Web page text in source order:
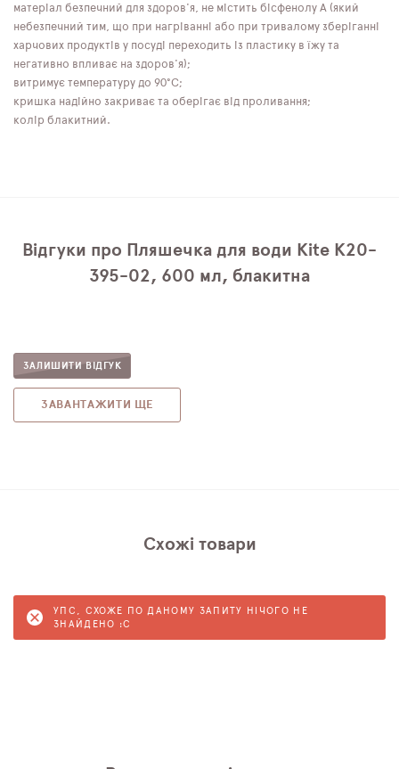
матеріал безпечний для здоров'я, не містить бісфенолу А (який
небезпечний тим, що при нагріванні або при тривалому зберіганні
харчових продуктів у посуді переходить із пластику в їжу та
негативно впливає на здоров'я);
витримує температуру до 90°C;
кришка надійно закриває та оберігає від проливання;
колір блакитний.
Відгуки про Пляшечка для води Kite K20-
395-02, 600 мл, блакитна
ЗАЛИШИТИ ВІДГУК
ЗАВАНТАЖИТИ ЩЕ
Схожі товари
УПС, СХОЖЕ ПО ДАНОМУ ЗАПИТУ НІЧОГО НЕ
ЗНАЙДЕНО :C